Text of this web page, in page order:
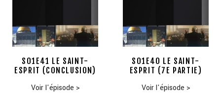
S01E41 LE SAINT-
ESPRIT (CONCLUSION)
Voir l'épisode >
S01E40 LE SAINT-
ESPRIT (7E PARTIE)
Voir l'épisode >